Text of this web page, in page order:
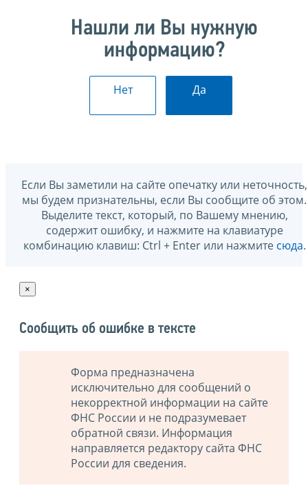
Нашли ли Вы нужную
информацию?
Нет Да
Если Вы заметили на сайте опечатку или неточность,
мы будем признательны, если Вы сообщите об этом.
Выделите текст, который, по Вашему мнению,
содержит ошибку, и нажмите на клавиатуре
комбинацию клавиш: Ctrl + Enter или нажмите сюда.
×
Сообщить об ошибке в тексте
Форма предназначена
исключительно для сообщений о
некорректной информации на сайте
ФНС России и не подразумевает
обратной связи. Информация
направляется редактору сайта ФНС
России для сведения.